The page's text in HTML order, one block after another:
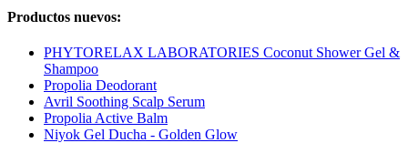
Productos nuevos:
PHYTORELAX LABORATORIES Coconut Shower Gel &
Shampoo
Propolia Deodorant
Avril Soothing Scalp Serum
Propolia Active Balm
Niyok Gel Ducha - Golden Glow